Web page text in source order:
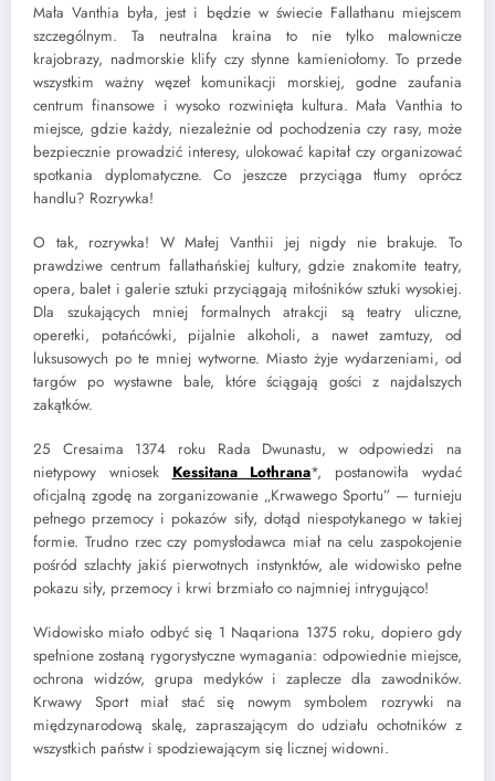
Mała Vanthia była, jest i będzie w świecie Fallathanu miejscem
szczególnym. Ta neutralna kraina to nie tylko malownicze
krajobrazy, nadmorskie klify czy słynne kamieniołomy. To przede
wszystkim ważny węzeł komunikacji morskiej, godne zaufania
centrum finansowe i wysoko rozwinięta kultura. Mała Vanthia to
miejsce, gdzie każdy, niezależnie od pochodzenia czy rasy, może
bezpiecznie prowadzić interesy, ulokować kapitał czy organizować
spotkania dyplomatyczne. Co jeszcze przyciąga tłumy oprócz
handlu? Rozrywka!
O tak, rozrywka! W Małej Vanthii jej nigdy nie brakuje. To
prawdziwe centrum fallathańskiej kultury, gdzie znakomite teatry,
opera, balet i galerie sztuki przyciągają miłośników sztuki wysokiej.
Dla szukających mniej formalnych atrakcji są teatry uliczne,
operetki, potańcówki, pijalnie alkoholi, a nawet zamtuzy, od
luksusowych po te mniej wytworne. Miasto żyje wydarzeniami, od
targów po wystawne bale, które ściągają gości z najdalszych
zakątków.
25 Cresaima 1374 roku Rada Dwunastu, w odpowiedzi na
nietypowy wniosek Kessitana Lothrana*, postanowiła wydać
oficjalną zgodę na zorganizowanie „Krwawego Sportu” — turnieju
pełnego przemocy i pokazów siły, dotąd niespotykanego w takiej
formie. Trudno rzec czy pomysłodawca miał na celu zaspokojenie
pośród szlachty jakiś pierwotnych instynktów, ale widowisko pełne
pokazu siły, przemocy i krwi brzmiało co najmniej intrygująco!
Widowisko miało odbyć się 1 Naqariona 1375 roku, dopiero gdy
spełnione zostaną rygorystyczne wymagania: odpowiednie miejsce,
ochrona widzów, grupa medyków i zaplecze dla zawodników.
Krwawy Sport miał stać się nowym symbolem rozrywki na
międzynarodową skalę, zapraszającym do udziału ochotników z
wszystkich państw i spodziewającym się licznej widowni.